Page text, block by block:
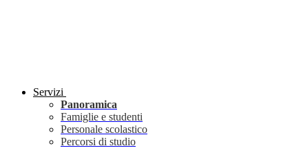
Servizi
Panoramica
Famiglie e studenti
Personale scolastico
Percorsi di studio